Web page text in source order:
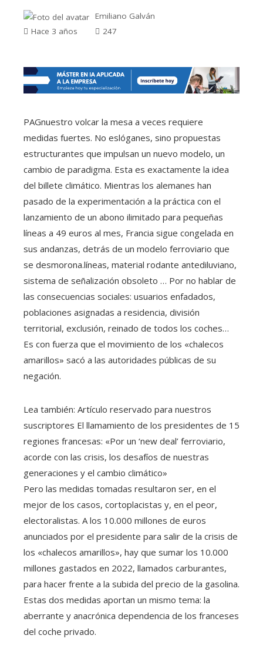
Emiliano Galván
Hace 3 años
247
PAGnuestro volcar la mesa a veces requiere
medidas fuertes. No eslóganes, sino propuestas
estructurantes que impulsan un nuevo modelo, un
cambio de paradigma. Esta es exactamente la idea
del billete climático. Mientras los alemanes han
pasado de la experimentación a la práctica con el
lanzamiento de un abono ilimitado para pequeñas
líneas a 49 euros al mes, Francia sigue congelada en
sus andanzas, detrás de un modelo ferroviario que
se desmorona.líneas, material rodante antediluviano,
sistema de señalización obsoleto … Por no hablar de
las consecuencias sociales: usuarios enfadados,
poblaciones asignadas a residencia, división
territorial, exclusión, reinado de todos los coches…
Es con fuerza que el movimiento de los «chalecos
amarillos» sacó a las autoridades públicas de su
negación.
Lea también: Artículo reservado para nuestros
suscriptores El llamamiento de los presidentes de 15
regiones francesas: «Por un ‘new deal’ ferroviario,
acorde con las crisis, los desafíos de nuestras
generaciones y el cambio climático»
Pero las medidas tomadas resultaron ser, en el
mejor de los casos, cortoplacistas y, en el peor,
electoralistas. A los 10.000 millones de euros
anunciados por el presidente para salir de la crisis de
los «chalecos amarillos», hay que sumar los 10.000
millones gastados en 2022, llamados carburantes,
para hacer frente a la subida del precio de la gasolina.
Estas dos medidas aportan un mismo tema: la
aberrante y anacrónica dependencia de los franceses
del coche privado.